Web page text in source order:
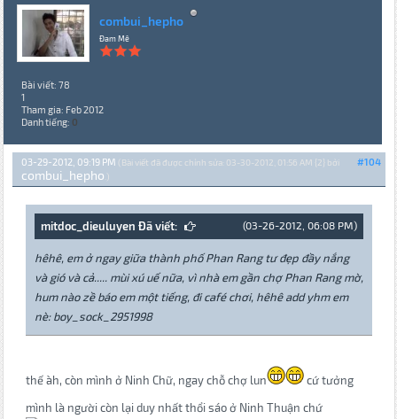
combui_hepho
Đam Mê
Bài viết: 78
1
Tham gia: Feb 2012
Danh tiếng: 0
#104
03-29-2012, 09:19 PM (Bài viết đã được chỉnh sửa: 03-30-2012, 01:56 AM {2} bởi
combui_hepho .)
(03-26-2012, 06:08 PM)
mitdoc_dieuluyen Đã viết:
hêhê, em ở ngay giữa thành phố Phan Rang tư đẹp đầy nắng
và gió và cả..... mùi xú uế nữa, vì nhà em gần chợ Phan Rang mờ,
hum nào zề báo em một tiếng, đi café chơi, hêhê add yhm em
nè: boy_sock_2951998
thế àh, còn mình ở Ninh Chữ, ngay chỗ chợ lun
cứ tưởng
mình là người còn lại duy nhất thổi sáo ở Ninh Thuận chứ